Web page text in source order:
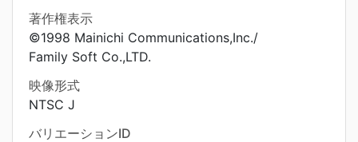
著作権表示
©1998 Mainichi Communications,Inc./
Family Soft Co.,LTD.
映像形式
NTSC J
バリエーションID